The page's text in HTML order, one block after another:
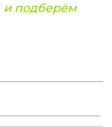
и подберём